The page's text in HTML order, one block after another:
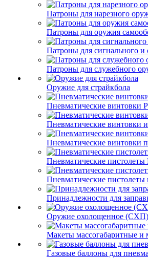
Патроны для нарезного
Патроны для оружия
Патроны для сигнального
Патроны для служебного
Оружие для страйкбола
Пневматические винтовки
Пневматические винтовки
Пневматические винтовки
Пневматические пистолеты
Пневматические
Принадлежности для
Оружие охолощенное (СХП)
Макеты массогабаритные и
Газовые баллоны для